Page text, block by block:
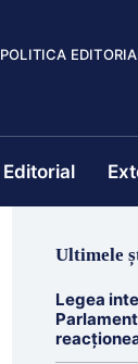
POLITICA
Editorial
Ultimele
Legea